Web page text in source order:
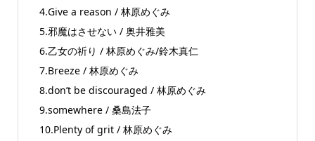
4.Give a reason / 林原めぐみ
5.邪魔はさせない / 奥井雅美
6.乙女の祈り / 林原めぐみ/鈴木真仁
7.Breeze / 林原めぐみ
8.don’t be discouraged / 林原めぐみ
9.somewhere / 桑島法子
10.Plenty of grit / 林原めぐみ